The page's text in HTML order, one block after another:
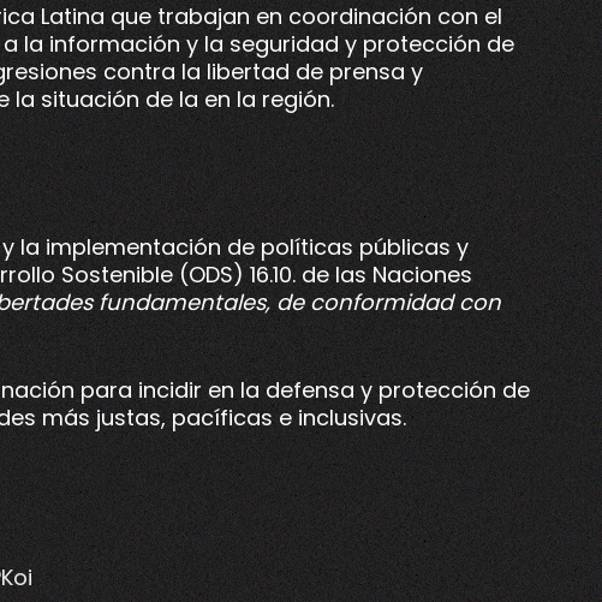
Latina que trabajan en coordinación con el
la información y la seguridad y protección de
contra la libertad de prensa y
situación de la en la región.
la implementación de políticas públicas y
Sostenible (ODS) 16.10. de las Naciones
fundamentales, de conformidad con
para incidir en la defensa y protección de
más justas, pacíficas e inclusivas.